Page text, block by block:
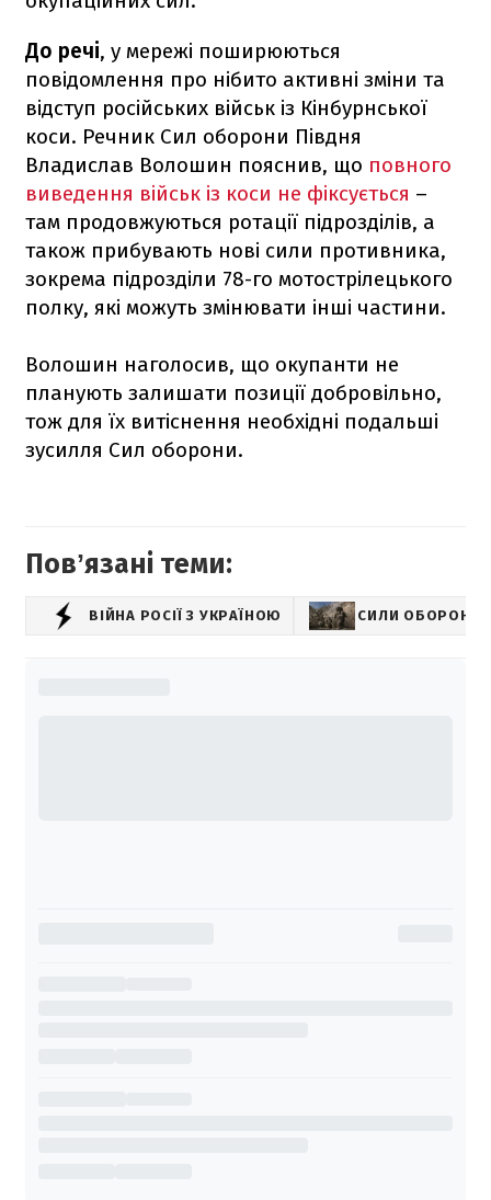
До речі, у мережі поширюються
повідомлення про нібито активні зміни та
відступ російських військ із Кінбурнської
коси. Речник Сил оборони Півдня
Владислав Волошин пояснив, що повного
виведення військ із коси не фіксується –
там продовжуються ротації підрозділів, а
також прибувають нові сили противника,
зокрема підрозділи 78-го мотострілецького
полку, які можуть змінювати інші частини.
Волошин наголосив, що окупанти не
планують залишати позиції добровільно,
тож для їх витіснення необхідні подальші
зусилля Сил оборони.
Повʼязані теми:
ВІЙНА РОСІЇ З УКРАЇНОЮ СИЛИ ОБОРОНИ